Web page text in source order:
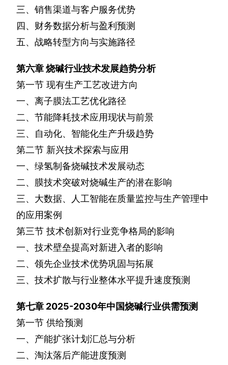
三、销售渠道与客户服务优势
四、财务数据分析与盈利预测
五、战略转型方向与实施路径
第六章烧碱行业技术发展趋势分析
第一节 现有生产工艺改进方向
一、离子膜法工艺优化路径
二、节能降耗技术应用现状与前景
三、自动化、智能化生产升级趋势
第二节 新兴技术探索与应用
一、绿氢制备烧碱技术发展动态
二、膜技术突破对烧碱生产的潜在影响
三、大数据、人工智能在质量监控与生产管理中
的应用案例
第三节 技术创新对行业竞争格局的影响
一、技术壁垒提高对新进入者的影响
二、领先企业技术优势巩固与拓展
三、技术扩散与行业整体水平提升速度预测
第七章 2025-2030年中国烧碱行业供需预测
第一节 供给预测
一、产能扩张计划汇总与分析
二、淘汰落后产能进度预测